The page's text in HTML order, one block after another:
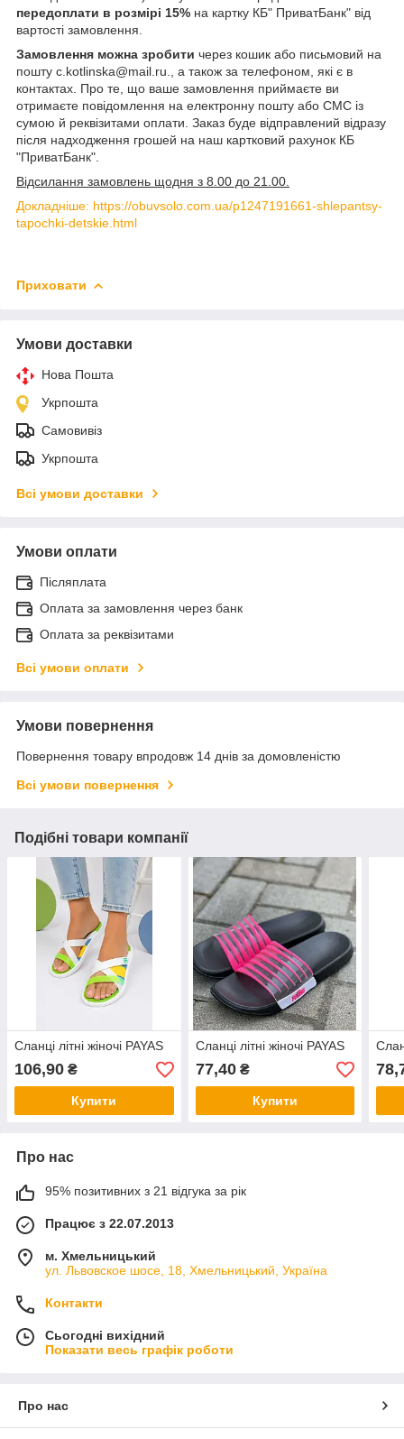
передоплати в розмірі 15% на картку КБ" ПриватБанк" від
вартості замовлення.
Замовлення можна зробити через кошик або письмовий на
пошту c.kotlinska@mail.ru., а також за телефоном, які є в
контактах. Про те, що ваше замовлення приймаєте ви
отримаєте повідомлення на електронну пошту або СМС із
сумою й реквізитами оплати. Заказ буде відправлений відразу
після надходження грошей на наш картковий рахунок КБ
"ПриватБанк".
Відсилання замовлень щодня з 8.00 до 21.00.
Докладніше: https://obuvsolo.com.ua/p1247191661-shlepantsy-
tapochki-detskie.html
Приховати
Умови доставки
Нова Пошта
Укрпошта
Самовивіз
Укрпошта
Всі умови доставки
Умови оплати
Післяплата
Оплата за замовлення через банк
Оплата за реквізитами
Всі умови оплати
Умови повернення
Повернення товару впродовж 14 днів за домовленістю
Всі умови повернення
Подібні товари компанії
Сланці літні жіночі PAYAS
106,90 ₴
Купити
Сланці літні жіночі PAYAS
77,40₴
Купити
Про нас
95% позитивних з 21 відгука за рік
Працює з 22.07.2013
м. Хмельницький
ул. Львовское шосе, 18, Хмельницький, Україна
Контакти
Сьогодні вихідний
Показати весь графік роботи
Про нас